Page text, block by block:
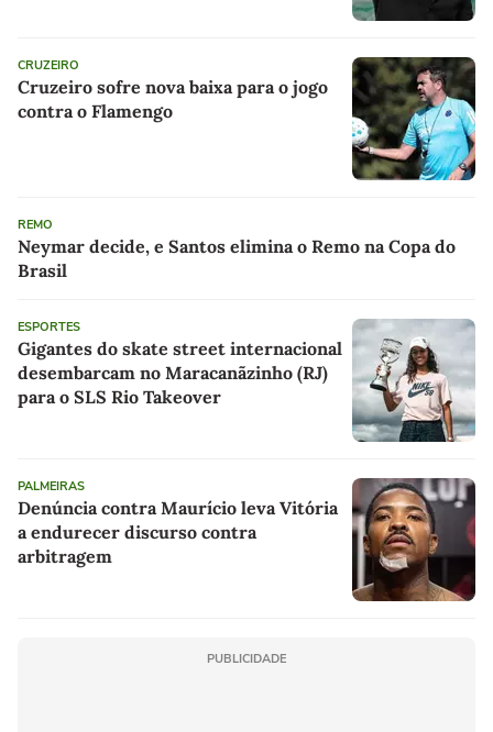
CRUZEIRO
Cruzeiro sofre nova baixa para o jogo
contra o Flamengo
REMO
Neymar decide, e Santos elimina o Remo na Copa do
Brasil
ESPORTES
Gigantes do skate street internacional
desembarcam no Maracanãzinho (RJ)
para o SLS Rio Takeover
PALMEIRAS
Denúncia contra Maurício leva Vitória
a endurecer discurso contra
arbitragem
PUBLICIDADE